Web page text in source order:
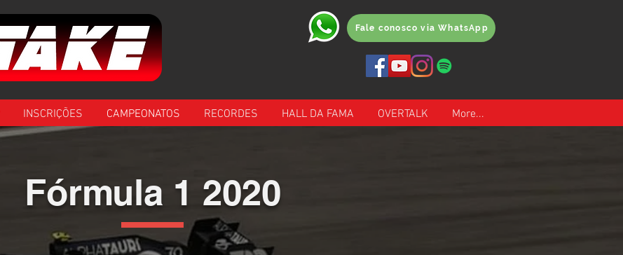
Fale conosco via WhatsApp
INSCRIÇÕES CAMPEONATOS RECORDES HALL DA FAMA OVERTALK More...
Fórmula 1 2020